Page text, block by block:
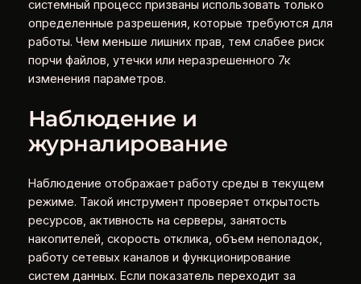
системный процесс призваны использовать только
определенные разрешения, которые требуются для
работы. Чем меньше лишних прав, тем слабее риск
порчи файлов, утечки или неразрешенного 7к
изменения параметров.
Наблюдение и
журналирование
Наблюдение отображает работу среды в текущем
режиме. Такой инструмент проверяет открытость
ресурсов, активность на серверы, занятость
накопителей, скорость отклика, объем неполадок,
работу сетевых каналов и функционирование
систем данных. Если показатель переходит за